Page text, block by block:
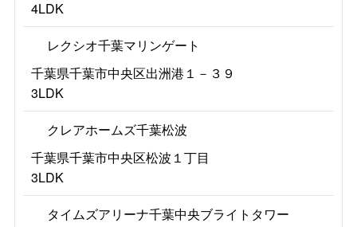
4LDK
レクシオ千葉マリンゲート
千葉県千葉市中央区出洲港１－３９
3LDK
クレアホームズ千葉松波
千葉県千葉市中央区松波１丁目
3LDK
タイムズアリーナ千葉中央ブライトタワー